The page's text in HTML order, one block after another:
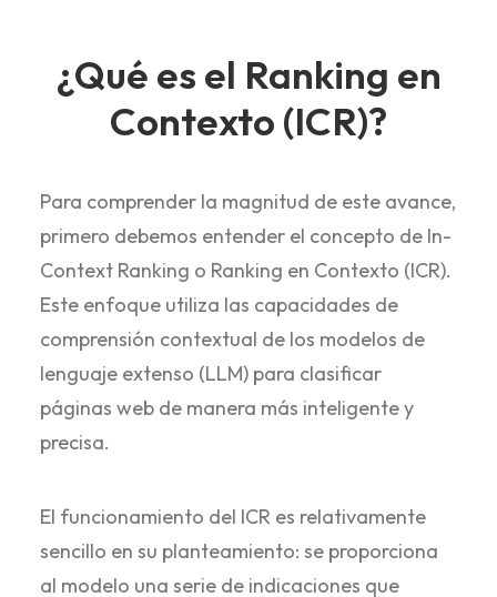
¿Qué es el Ranking en
Contexto (ICR)?
Para comprender la magnitud de este avance,
primero debemos entender el concepto de In-
Context Ranking o Ranking en Contexto (ICR).
Este enfoque utiliza las capacidades de
comprensión contextual de los modelos de
lenguaje extenso (LLM) para clasificar
páginas web de manera más inteligente y
precisa.
El funcionamiento del ICR es relativamente
sencillo en su planteamiento: se proporciona
al modelo una serie de indicaciones que